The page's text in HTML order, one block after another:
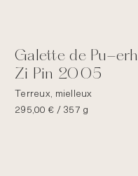
Galette de Pu-erh
Zi Pin 2005
Terreux, mielleux
295,00 € / 357 g